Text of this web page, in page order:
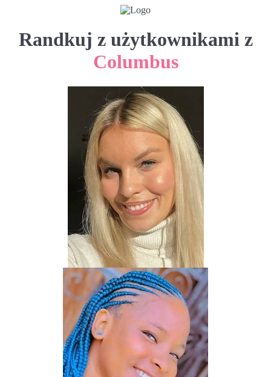
Randkuj z użytkownikami z
Columbus